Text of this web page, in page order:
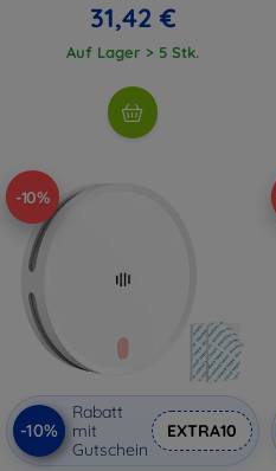
31,42 €
Auf Lager > 5 Stk.
-10%
-10%
Rabatt
mit
Gutschein
EXTRA10